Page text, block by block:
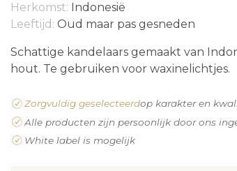
Herkomst: Indonesië
Leeftijd: Oud maar pas gesneden
Schattige kandelaars gemaakt van
hout. Te gebruiken voor waxinelichtjes.
Zorgvuldig geselecteerdop karakter en
Alle producten zijn persoonlijk door ons
White label is mogelijk